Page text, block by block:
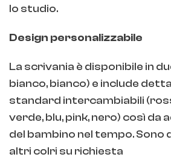
lo studio.
Design personalizzabile
La scrivania è disponibile in
bianco, bianco) e include
standard intercambiabili
verde, blu, pink, nero) così da
del bambino nel tempo. Sono
altri colri su richiesta